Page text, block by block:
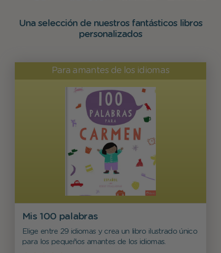
Una selección de nuestros fantásticos libros
personalizados
Para amantes de los idiomas
Mis 100 palabras
Elige entre 29 idiomas y crea un libro ilustrado único
para los pequeños amantes de los idiomas.